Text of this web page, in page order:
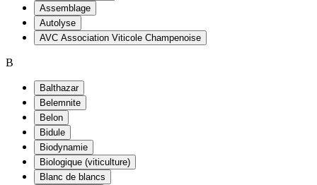
Assemblage
Autolyse
AVC Association Viticole Champenoise
B
Balthazar
Belemnite
Belon
Bidule
Biodynamie
Biologique (viticulture)
Blanc de blancs